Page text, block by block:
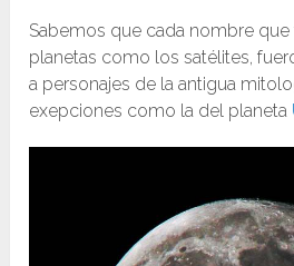
Sabemos que cada nombre
planetas como los satélites,
a personajes de la antigua
exepciones como la del planeta